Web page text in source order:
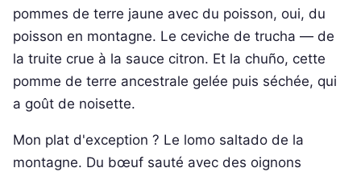
pommes de terre jaune avec du poisson, oui, du
poisson en montagne. Le ceviche de trucha — de
la truite crue à la sauce citron. Et la chuño, cette
pomme de terre ancestrale gelée puis séchée, qui
a goût de noisette.
Mon plat d'exception ? Le lomo saltado de la
montagne. Du bœuf sauté avec des oignons